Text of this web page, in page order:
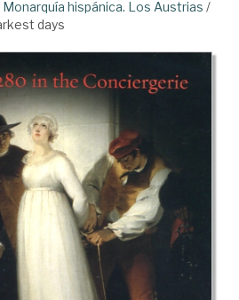
Monarquía hispánica. Los Austrias /
days